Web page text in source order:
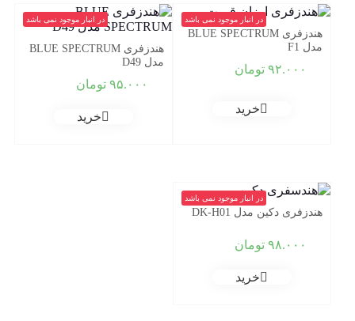
در انبار موجود نمی باشد
هندزفری BLUE SPECTRUM
مدل F1
۹۲.۰۰۰ تومان
خرید
در انبار موجود نمی باشد
هندزفری BLUE SPECTRUM
مدل D49
۹۵.۰۰۰ تومان
خرید
در انبار موجود نمی باشد
هندزفری دکین مدل DK-H01
۹۸.۰۰۰ تومان
خرید